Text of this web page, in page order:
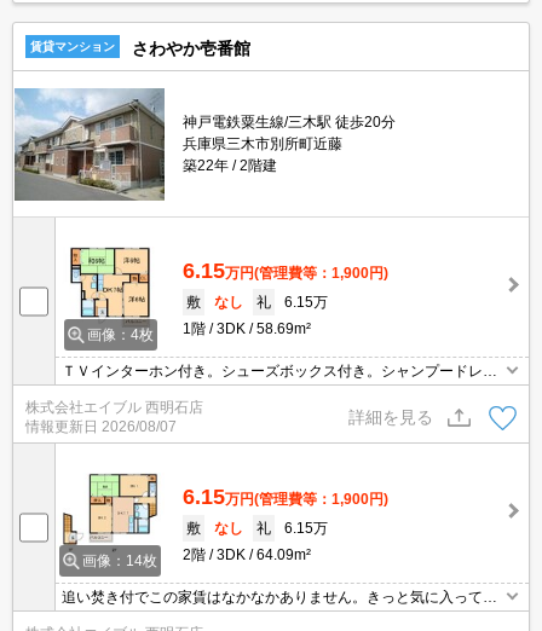
賃貸マンション さわやか壱番館
神戸電鉄粟生線/三木駅 徒歩20分
兵庫県三木市別所町近藤
築22年
2階建
画像：4枚
6.15万円(管理費等：1,900円)
敷
なし 礼
6.15万
1階
3DK 58.69m²
ＴＶインターホン付き。シューズボックス付き。シャンプードレッ
サー付き。
株式会社エイブル 西明石店
情報更新日 2026/08/07
詳細を見る
画像：14枚
6.15万円(管理費等：1,900円)
敷
なし 礼
6.15万
2階
3DK 64.09m²
追い焚き付でこの家賃はなかなかありません。きっと気に入ってい
ただけるはず。